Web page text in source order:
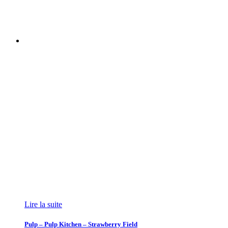
Lire la suite
Pulp – Pulp Kitchen – Strawberry Field